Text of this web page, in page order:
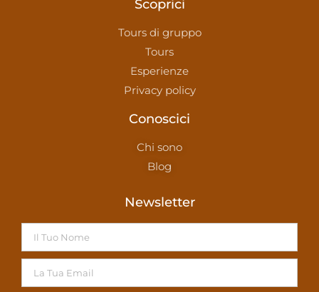
Scoprici
Tours di gruppo
Tours
Esperienze
Privacy policy
Conoscici
Chi sono
Blog
Newsletter